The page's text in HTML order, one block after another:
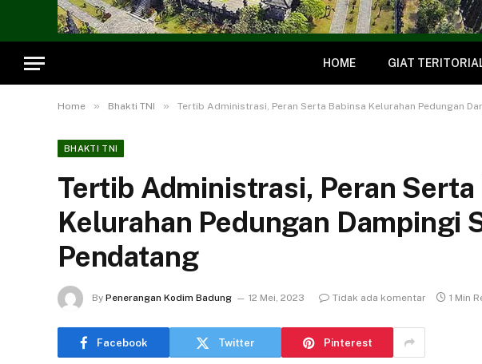
HOME GIAT
Home » Bhakti TNI » Tertib Administrasi, Peran Serta Babinsa Kelurahan Pedungan
BHAKTI TNI
Tertib Administrasi, Peran Serta
Kelurahan Pedungan Dampingi
Pendatang
By Penerangan Kodim Badung 12 Mei, 2023 Tidak ada komentar 1 Min
Facebook Twitter Pinterest